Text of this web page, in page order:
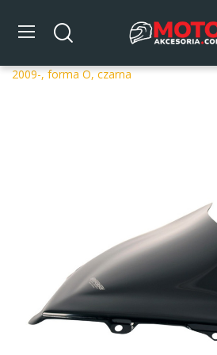
Strona główna DLA MOTOCYKLA
2009-, forma O, czarna